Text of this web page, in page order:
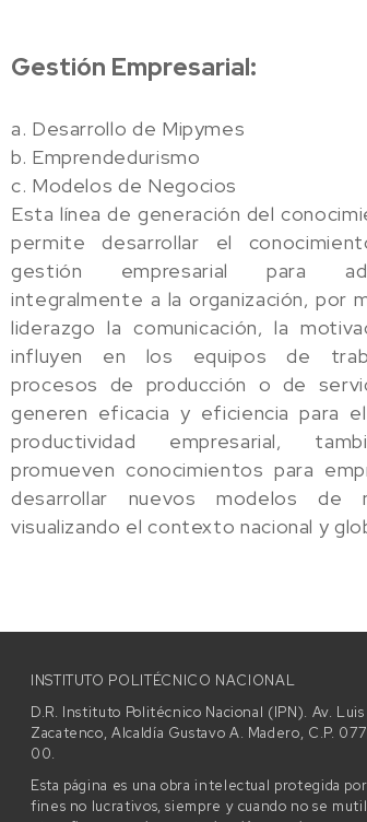
Gestión Empresarial:
a. Desarrollo de Mipymes
b. Emprendedurismo
c. Modelos de Negocios
Esta línea de generación del
permite desarrollar el
gestión empresarial para
integralmente a la organización, por
liderazgo la comunicación, la
influyen en los equipos de
procesos de producción o de
generen eficacia y eficiencia para
productividad empresarial,
promueven conocimientos para
desarrollar nuevos modelos de
visualizando el contexto nacional y
INSTITUTO POLITÉCNICO NACIONAL
D.R. Instituto Politécnico Nacional (IPN). Av.
Zacatenco, Alcaldía Gustavo A. Madero, C.P.
00.
Esta página es una obra intelectual protegida
fines no lucrativos, siempre y cuando no se